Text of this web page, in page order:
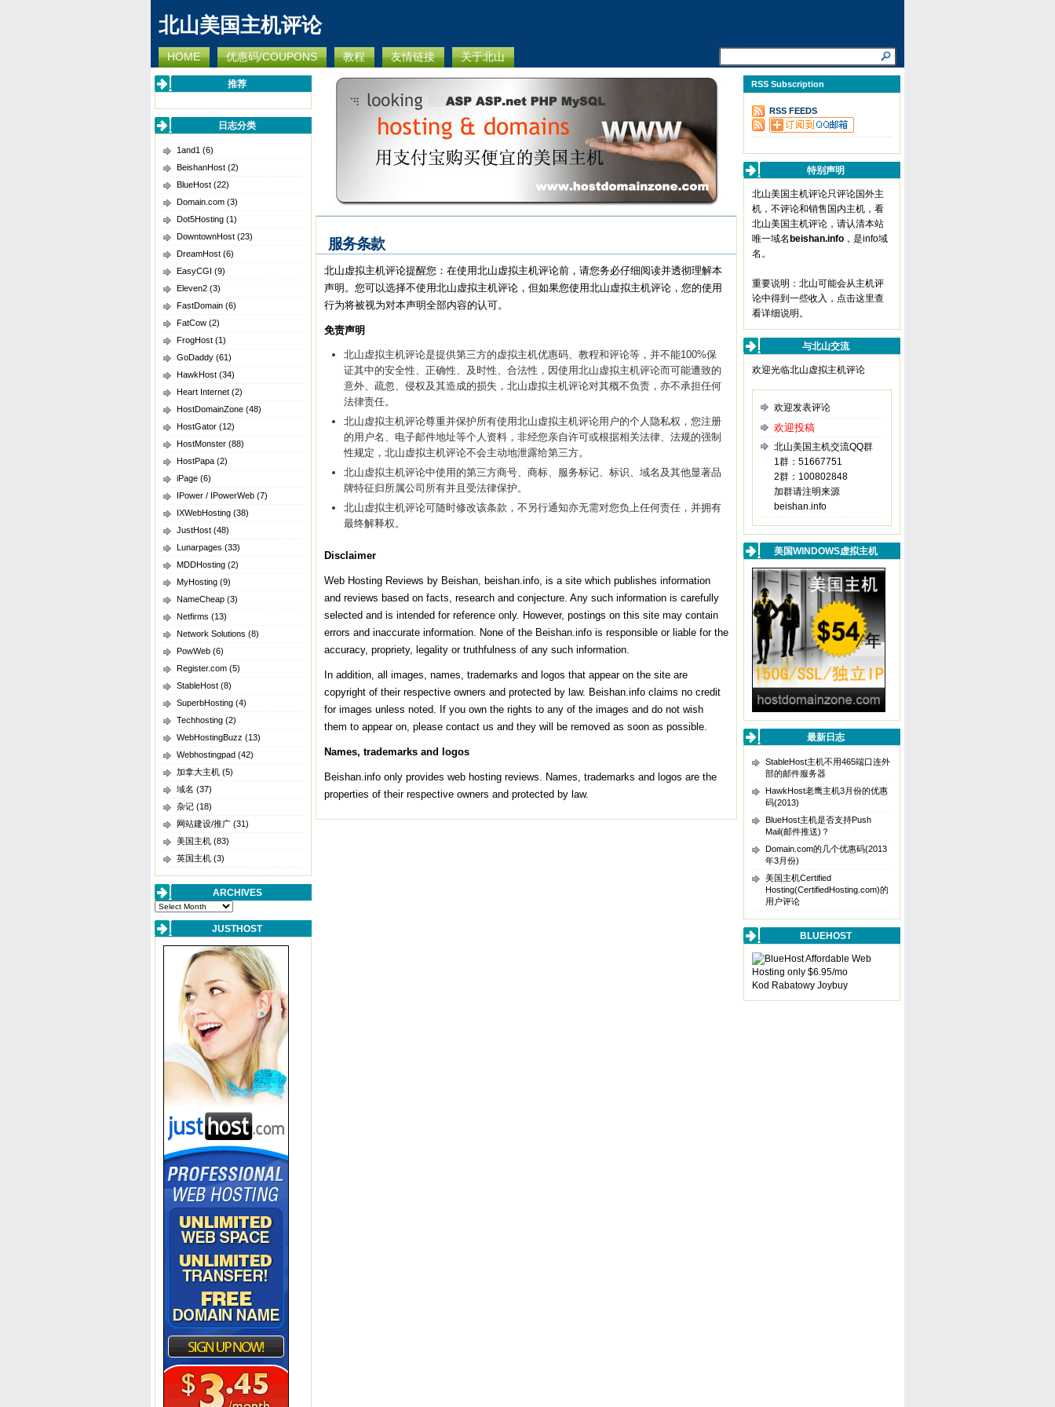
北山美国主机评论
HOME 优惠码/COUPONS 教程 友情链接 关于北山
推荐
日志分类
1and1 (6)
BeishanHost (2)
BlueHost (22)
Domain.com (3)
Dot5Hosting (1)
DowntownHost (23)
DreamHost (6)
EasyCGI (9)
Eleven2 (3)
FastDomain (6)
FatCow (2)
FrogHost (1)
GoDaddy (61)
HawkHost (34)
Heart Internet (2)
HostDomainZone (48)
HostGator (12)
HostMonster (88)
HostPapa (2)
iPage (6)
IPower / IPowerWeb (7)
IXWebHosting (38)
JustHost (48)
Lunarpages (33)
MDDHosting (2)
MyHosting (9)
NameCheap (3)
Netfirms (13)
Network Solutions (8)
PowWeb (6)
Register.com (5)
StableHost (8)
SuperbHosting (4)
Techhosting (2)
WebHostingBuzz (13)
Webhostingpad (42)
加拿大主机 (5)
域名 (37)
杂记 (18)
网站建设/推广 (31)
美国主机 (83)
英国主机 (3)
ARCHIVES
Archives
JUSTHOST
服务条款
北山虚拟主机评论提醒您：在使用北山虚拟主机评论前，请您务必仔细阅读并透彻理解本
声明。您可以选择不使用北山虚拟主机评论，但如果您使用北山虚拟主机评论，您的使用
行为将被视为对本声明全部内容的认可。
免责声明
北山虚拟主机评论是提供第三方的虚拟主机优惠码、教程和评论等，并不能100%保
证其中的安全性、正确性、及时性、合法性，因使用北山虚拟主机评论而可能遭致的
意外、疏忽、侵权及其造成的损失，北山虚拟主机评论对其概不负责，亦不承担任何
法律责任。
北山虚拟主机评论尊重并保护所有使用北山虚拟主机评论用户的个人隐私权，您注册
的用户名、电子邮件地址等个人资料，非经您亲自许可或根据相关法律、法规的强制
性规定，北山虚拟主机评论不会主动地泄露给第三方。
北山虚拟主机评论中使用的第三方商号、商标、服务标记、标识、域名及其他显著品
牌特征归所属公司所有并且受法律保护。
北山虚拟主机评论可随时修改该条款，不另行通知亦无需对您负上任何责任，并拥有
最终解释权。
Disclaimer
Web Hosting Reviews by Beishan, beishan.info, is a site which publishes information
and reviews based on facts, research and conjecture. Any such information is carefully
selected and is intended for reference only. However, postings on this site may contain
errors and inaccurate information. None of the Beishan.info is responsible or liable for the
accuracy, propriety, legality or truthfulness of any such information.
In addition, all images, names, trademarks and logos that appear on the site are
copyright of their respective owners and protected by law. Beishan.info claims no credit
for images unless noted. If you own the rights to any of the images and do not wish
them to appear on, please contact us and they will be removed as soon as possible.
Names, trademarks and logos
Beishan.info only provides web hosting reviews. Names, trademarks and logos are the
properties of their respective owners and protected by law.
RSS Subscription
RSS FEEDS
特别声明
北山美国主机评论只评论国外主
机，不评论和销售国内主机，看
北山美国主机评论，请认清本站
唯一域名 beishan.info ，是info域
名。
重要说明：北山可能会从主机评
论中得到一些收入， 点击这里查
看详细说明 。
与北山交流
欢迎光临北山虚拟主机评论
欢迎发表评论
欢迎投稿
北山美国主机交流QQ群
1群：51667751
2群：100802848
加群请注明来源
beishan.info
美国WINDOWS虚拟主机
最新日志
StableHost主机不用465端口连外
部的邮件服务器
HawkHost老鹰主机3月份的优惠
码(2013)
BlueHost主机是否支持Push
Mail(邮件推送)？
Domain.com的几个优惠码(2013
年3月份)
美国主机Certified
Hosting(CertifiedHosting.com)的
用户评论
BLUEHOST
Kod Rabatowy Joybuy